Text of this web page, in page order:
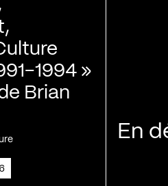
1994 »
Brian
En